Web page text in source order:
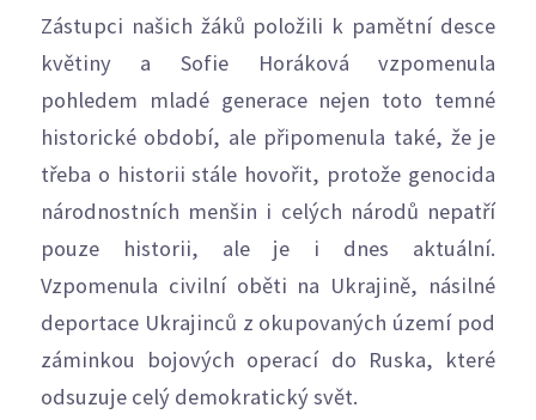
Zástupci našich žáků položili k pamětní desce
květiny a Sofie Horáková vzpomenula
pohledem mladé generace nejen toto temné
historické období, ale připomenula také, že je
třeba o historii stále hovořit, protože genocida
národnostních menšin i celých národů nepatří
pouze historii, ale je i dnes aktuální.
Vzpomenula civilní oběti na Ukrajině, násilné
deportace Ukrajinců z okupovaných území pod
záminkou bojových operací do Ruska, které
odsuzuje celý demokratický svět.